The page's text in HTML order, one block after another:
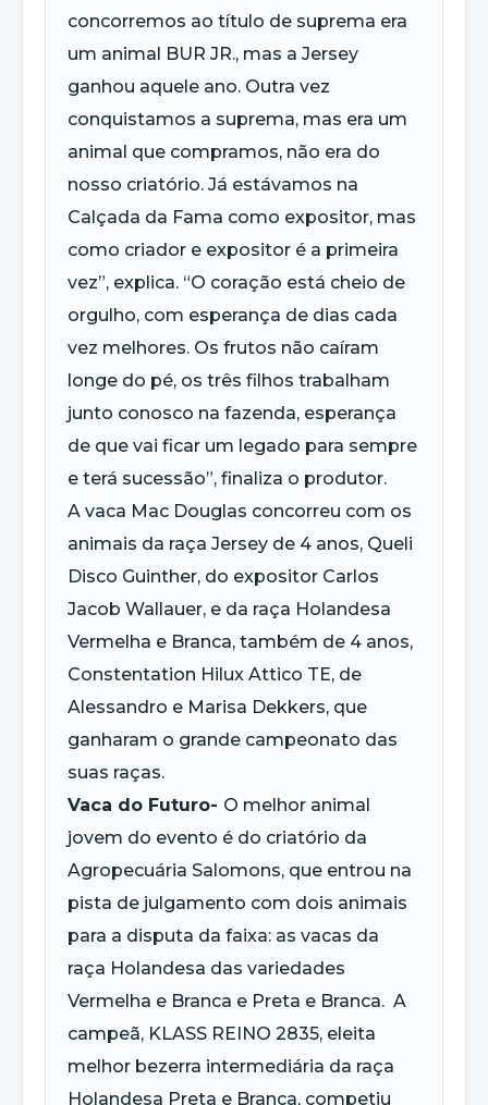
concorremos ao título de suprema era
um animal BUR JR., mas a Jersey
ganhou aquele ano. Outra vez
conquistamos a suprema, mas era um
animal que compramos, não era do
nosso criatório. Já estávamos na
Calçada da Fama como expositor, mas
como criador e expositor é a primeira
vez”, explica. “O coração está cheio de
orgulho, com esperança de dias cada
vez melhores. Os frutos não caíram
longe do pé, os três filhos trabalham
junto conosco na fazenda, esperança
de que vai ficar um legado para sempre
e terá sucessão”, finaliza o produtor.
A vaca Mac Douglas concorreu com os
animais da raça Jersey de 4 anos, Queli
Disco Guinther, do expositor Carlos
Jacob Wallauer, e da raça Holandesa
Vermelha e Branca, também de 4 anos,
Constentation Hilux Attico TE, de
Alessandro e Marisa Dekkers, que
ganharam o grande campeonato das
suas raças.
Vaca do Futuro- O melhor animal
jovem do evento é do criatório da
Agropecuária Salomons, que entrou na
pista de julgamento com dois animais
para a disputa da faixa: as vacas da
raça Holandesa das variedades
Vermelha e Branca e Preta e Branca. A
campeã, KLASS REINO 2835, eleita
melhor bezerra intermediária da raça
Holandesa Preta e Branca, competiu